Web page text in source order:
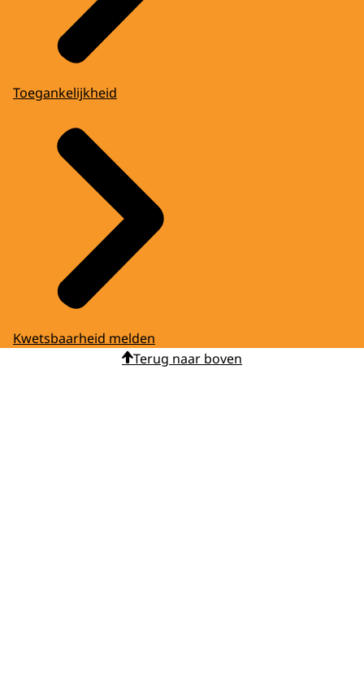
Toegankelijkheid
Kwetsbaarheid melden
Terug naar boven